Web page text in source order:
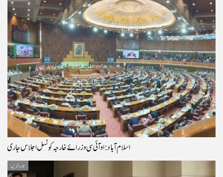
اسلام آباد: او آئی سی وزرائے خارجہ کونسل اجلاس جاری
تازہ خبریں